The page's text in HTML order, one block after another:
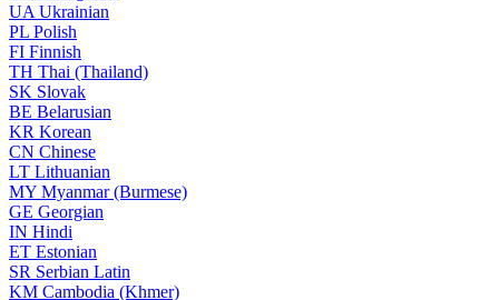
UA Ukrainian
PL Polish
FI Finnish
TH Thai (Thailand)
SK Slovak
BE Belarusian
KR Korean
CN Chinese
LT Lithuanian
MY Myanmar (Burmese)
GE Georgian
IN Hindi
ET Estonian
SR Serbian Latin
KM Cambodia (Khmer)